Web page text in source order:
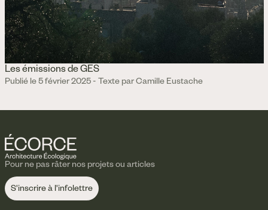
Les émissions de GES
Publié le 5 février 2025 - Texte par Camille Eustache
Pour ne pas râter nos projets ou articles
S'inscrire à l'infolettre